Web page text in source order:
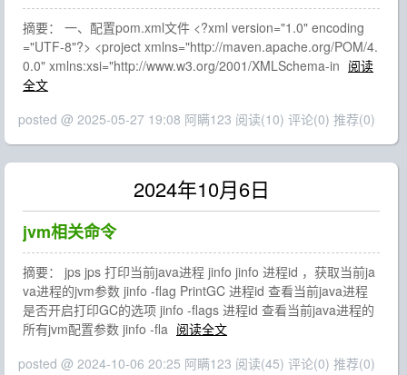
摘要： 一、配置pom.xml文件 <?xml version="1.0" encoding
="UTF-8"?> <project xmlns="http://maven.apache.org/POM/4.
0.0" xmlns:xsi="http://www.w3.org/2001/XMLSchema-in 阅读
全文
posted @ 2025-05-27 19:08 阿瞒123 阅读(10) 评论(0) 推荐(0)
2024年10月6日
jvm相关命令
摘要： jps jps 打印当前java进程 jinfo jinfo 进程id ，获取当前ja
va进程的jvm参数 jinfo -flag PrintGC 进程id 查看当前java进程
是否开启打印GC的选项 jinfo -flags 进程id 查看当前java进程的
所有jvm配置参数 jinfo -fla 阅读全文
posted @ 2024-10-06 20:25 阿瞒123 阅读(45) 评论(0) 推荐(0)